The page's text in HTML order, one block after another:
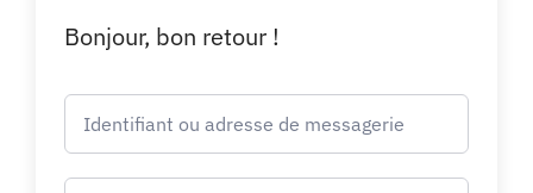
Bonjour, bon retour !